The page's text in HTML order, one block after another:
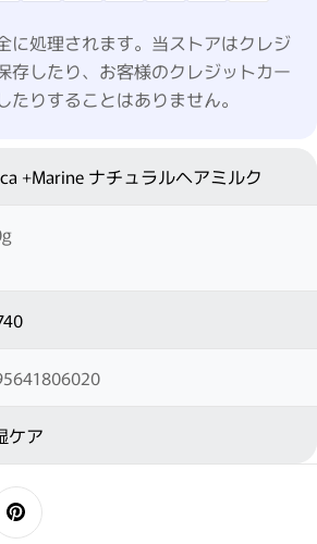
に処理されます。当ストアはクレジ
存したり、お客様のクレジットカー
たりすることはありません。
+Marine ナチュラルヘアミルク
ケア